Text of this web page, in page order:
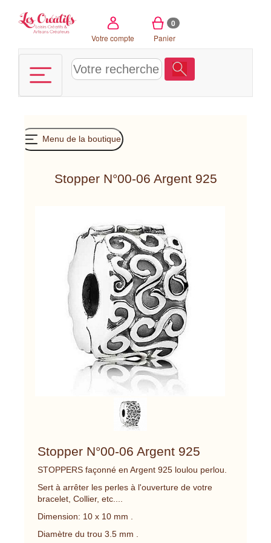
Votre compte
0
Panier
Menu de la boutique
Stopper N°00-06 Argent 925
Stopper N°00-06 Argent 925
STOPPERS façonné en Argent 925 loulou perlou.
Sert à arrêter les perles à l'ouverture de votre
bracelet, Collier, etc....
Dimension: 10 x 10 mm .
Diamètre du trou 3.5 mm .